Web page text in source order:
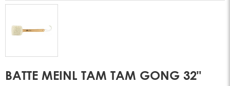
BATTE MEINL TAM TAM GONG 32"